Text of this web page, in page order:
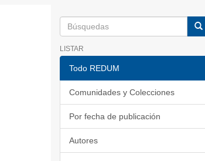
LISTAR
Todo REDUM
Comunidades y Colecciones
Por fecha de publicación
Autores